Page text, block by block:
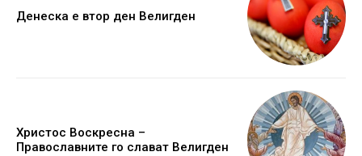
Денеска е втор ден Велигден
Христос Воскресна –
Православните го слават Велигден